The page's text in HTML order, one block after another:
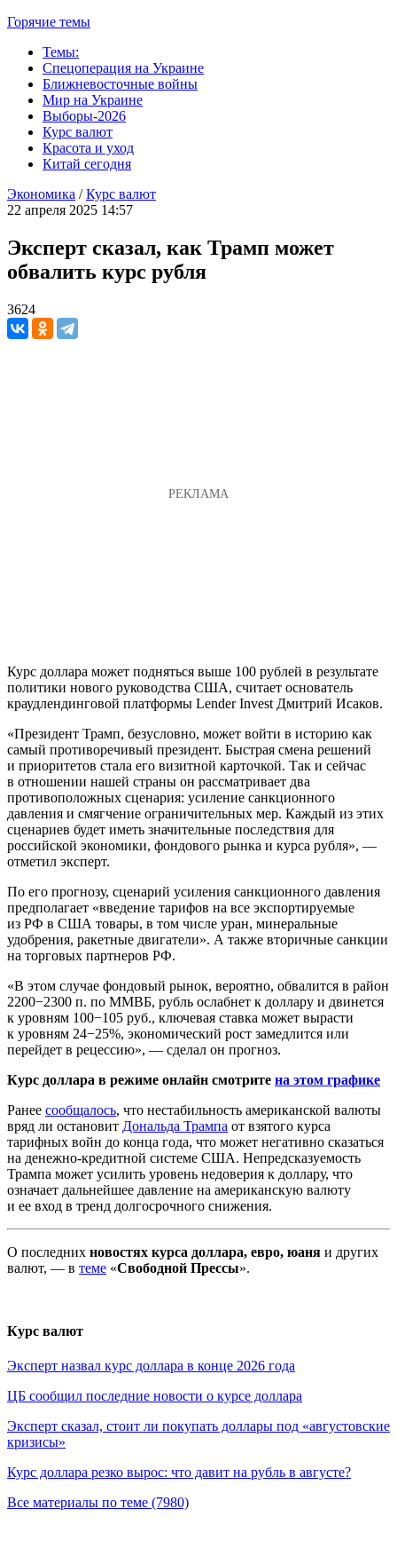
Горячие темы
Темы:
Спецоперация на Украине
Ближневосточные войны
Мир на Украине
Выборы-2026
Курс валют
Красота и уход
Китай сегодня
Экономика /Курс валют
22 апреля 2025 14:57
Эксперт сказал, как Трамп может
обвалить курс рубля
3624
Курс доллара может подняться выше 100 рублей в результате
политики нового руководства США, считает основатель
краудлендинговой платформы Lender Invest Дмитрий Исаков.
«Президент Трамп, безусловно, может войти в историю как
самый противоречивый президент. Быстрая смена решений
и приоритетов стала его визитной карточкой. Так и сейчас
в отношении нашей страны он рассматривает два
противоположных сценария: усиление санкционного
давления и смягчение ограничительных мер. Каждый из этих
сценариев будет иметь значительные последствия для
российской экономики, фондового рынка и курса рубля», —
отметил эксперт.
По его прогнозу, сценарий усиления санкционного давления
предполагает «введение тарифов на все экспортируемые
из РФ в США товары, в том числе уран, минеральные
удобрения, ракетные двигатели». А также вторичные санкции
на торговых партнеров РФ.
«В этом случае фондовый рынок, вероятно, обвалится в район
2200−2300 п. по ММВБ, рубль ослабнет к доллару и двинется
к уровням 100−105 руб., ключевая ставка может вырасти
к уровням 24−25%, экономический рост замедлится или
перейдет в рецессию», — сделал он прогноз.
Курс доллара в режиме онлайн смотрите на этом графике
Ранее сообщалось, что нестабильность американской валюты
вряд ли остановит Дональда Трампа от взятого курса
тарифных войн до конца года, что может негативно сказаться
на денежно-кредитной системе США. Непредсказуемость
Трампа может усилить уровень недоверия к доллару, что
означает дальнейшее давление на американскую валюту
и ее вход в тренд долгосрочного снижения.
О последних новостях курса доллара, евро, юаня и других
валют, — в теме «Свободной Прессы».
Курс валют
Эксперт назвал курс доллара в конце 2026 года
ЦБ сообщил последние новости о курсе доллара
Эксперт сказал, стоит ли покупать доллары под «августовские
кризисы»
Курс доллара резко вырос: что давит на рубль в августе?
Все материалы по теме (7980)